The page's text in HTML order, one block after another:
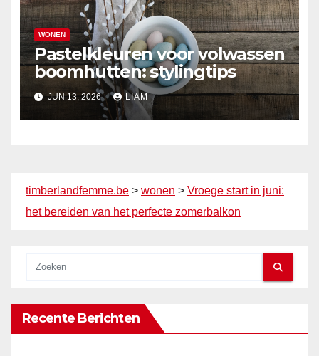
WONEN
Pastelkleuren voor volwassen
boomhutten: stylingtips
JUN 13, 2026 LIAM
timberlandfemme.be > wonen > Vroege start in juni:
het bereiden van het perfecte zomerbalkon
Recente Berichten